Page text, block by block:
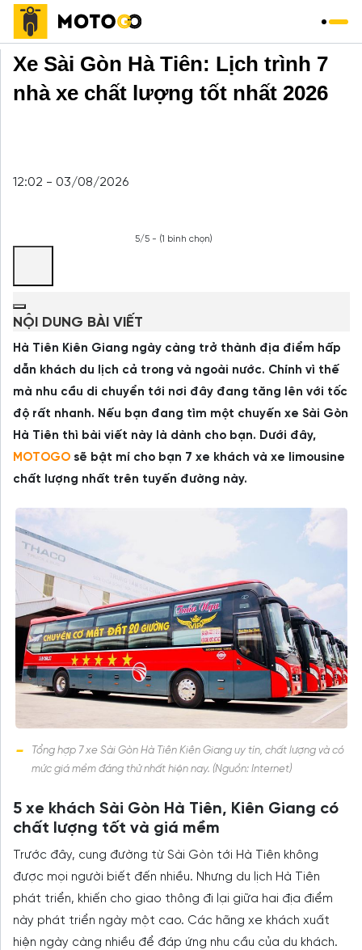
Trang chủ » Xe Khách»
Xe Sài Gòn Hà Tiên: Lịch trình 7
nhà xe chất lượng tốt nhất 2026
12:02 - 03/08/2026
5/5 - (1 bình chọn)
NỘI DUNG BÀI VIẾT
Hà Tiên Kiên Giang ngày càng trở thành địa điểm hấp
dẫn khách du lịch cả trong và ngoài nước. Chính vì thế
mà nhu cầu di chuyển tới nơi đây đang tăng lên với tốc
độ rất nhanh. Nếu bạn đang tìm một chuyến xe Sài Gòn
Hà Tiên thì bài viết này là dành cho bạn. Dưới đây,
MOTOGO sẽ bật mí cho bạn 7 xe khách và xe limousine
chất lượng nhất trên tuyến đường này.
Tổng hợp 7 xe Sài Gòn Hà Tiên Kiên Giang uy tín, chất lượng và có
mức giá mềm đáng thử nhất hiện nay. (Nguồn: Internet)
5 xe khách Sài Gòn Hà Tiên, Kiên Giang có
chất lượng tốt và giá mềm
Trước đây, cung đường từ Sài Gòn tới Hà Tiên không
được mọi người biết đến nhiều. Nhưng du lịch Hà Tiên
phát triển, khiến cho giao thông đi lại giữa hai địa điểm
này phát triển ngày một cao. Các hãng xe khách xuất
hiện ngày càng nhiều để đáp ứng nhu cầu của du khách.